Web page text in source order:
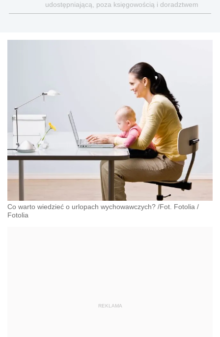
udostępniającą, poza księgowością i doradztwem
nowoczesne narzędzia informatyczne, niezbędne
Co warto wiedzieć o urlopach wychowawczych? /Fot. Fotolia /
Fotolia